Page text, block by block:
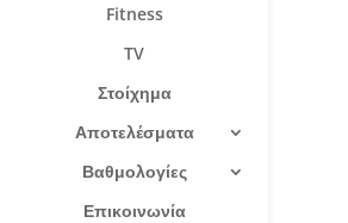
Fitness
TV
Στοίχημα
Αποτελέσματα
Βαθμολογίες
Επικοινωνία